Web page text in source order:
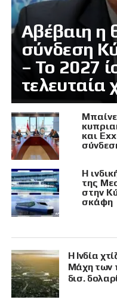
Αβέβαιη η
σύνδεση
– Το 2027
τελευταία
και
Η
της
στην
σκάφη
Η Ινδία
Μάχη των
δισ.